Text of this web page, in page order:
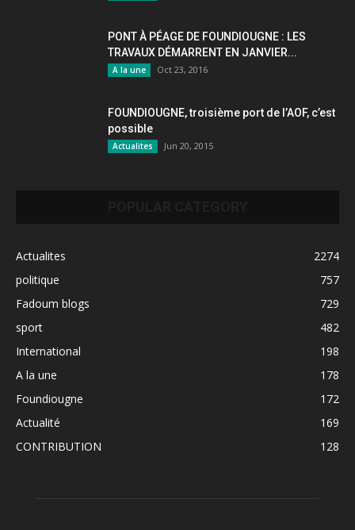
PONT À PÉAGE DE FOUNDIOUGNE : LES
TRAVAUX DÉMARRENT EN JANVIER...
A la une Oct 23, 2016
FOUNDIOUGNE, troisième port de l’AOF, c’est
possible
Actualites Jun 20, 2015
Actualites
2274
politique
757
Fadoum blogs
729
sport
482
International
198
A la une
178
Foundiougne
172
Actualité
169
CONTRIBUTION
128